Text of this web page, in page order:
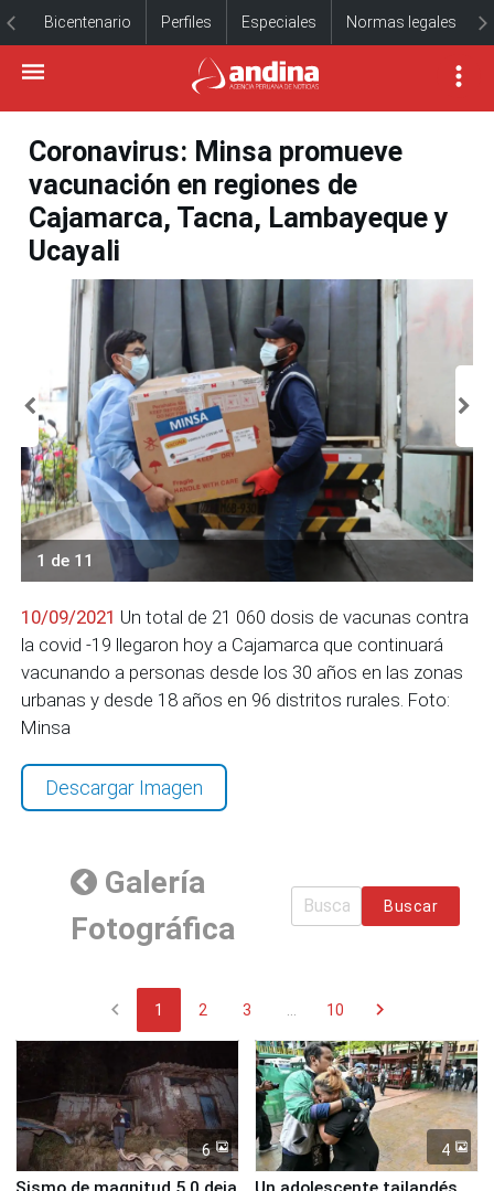
Bicentenario Perfiles Especiales Normas legales
Coronavirus: Minsa promueve
vacunación en regiones de
Cajamarca, Tacna, Lambayeque y
Ucayali
1 de 11
10/09/2021 Un total de 21 060 dosis de vacunas contra
la covid -19 llegaron hoy a Cajamarca que continuará
vacunando a personas desde los 30 años en las zonas
urbanas y desde 18 años en 96 distritos rurales. Foto:
Minsa
Descargar Imagen
Galería
Fotográfica
Buscar
chevron_left 1 2 3 10 chevron_right
6 4